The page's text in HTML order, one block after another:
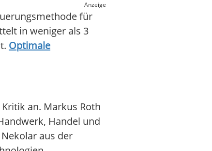
Anzeige
für
in weniger als 3
Optimale
an. Markus Roth
Handel und
aus der